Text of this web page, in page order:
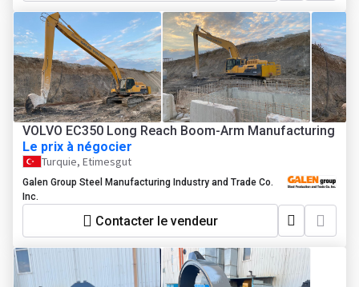
VOLVO EC350 Long Reach Boom-Arm Manufacturing
Le prix à négocier
Turquie, Etimesgut
Galen Group Steel Manufacturing Industry and Trade Co.
Inc.
Contacter le vendeur